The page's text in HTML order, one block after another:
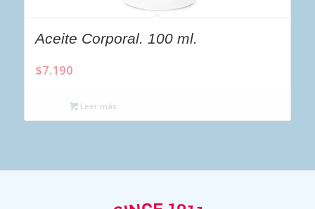
Aceite Corporal. 100 ml.
$7.190
Leer más